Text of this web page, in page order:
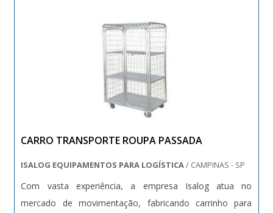
CARRO TRANSPORTE ROUPA PASSADA
ISALOG EQUIPAMENTOS PARA LOGÍSTICA/ CAMPINAS - SP
Com vasta experiência, a empresa Isalog atua no
mercado de movimentação, fabricando carrinho para